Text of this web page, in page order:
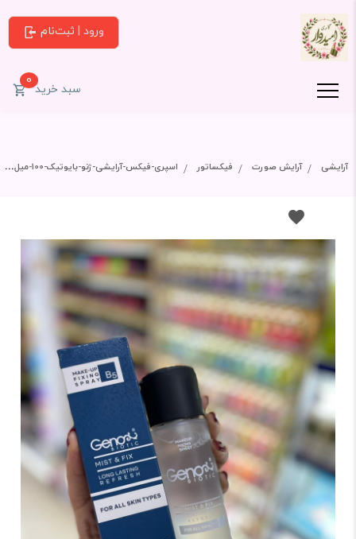
ورود | ثبت‌نام
سبد خرید0
آرایشی آرایش صورت فیکساتور اسپری-فیکس-آرایشی-ژنو-بایوتیک-100-میل